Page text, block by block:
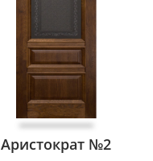
Аристократ №2